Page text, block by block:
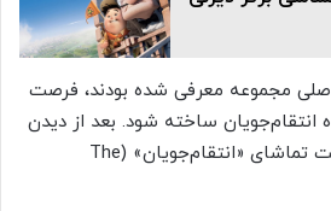
مجموعه معرفی شده‌ بودند، فرصت
انتقام‌جویان ساخته شود. بعد از دیدن
شش فیلم قبل دقیقا نوبت تماشای «انتقام‌جویان» (The